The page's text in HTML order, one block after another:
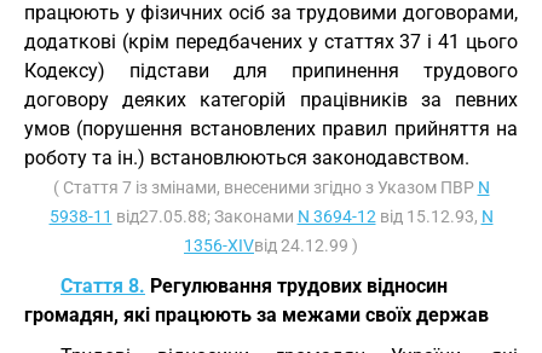
працюють у фізичних осіб за трудовими договорами,
додаткові (крім передбачених у статтях 37 і 41 цього
Кодексу) підстави для припинення трудового
договору деяких категорій працівників за певних
умов (порушення встановлених правил прийняття на
роботу та ін.) встановлюються законодавством.
( Стаття 7 із змінами, внесеними згідно з Указом ПВР N
5938-11 від27.05.88; Законами N 3694-12 від 15.12.93, N
1356-XIVвід 24.12.99 )
Стаття 8. Регулювання трудових відносин
громадян, які працюють за межами своїх держав